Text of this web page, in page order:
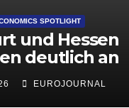
SPOTLIGHT
und Hessen
deutlich an
für Startup-
EUROJOURNAL